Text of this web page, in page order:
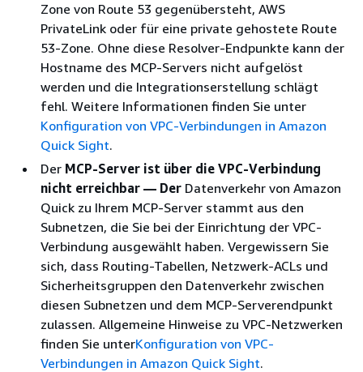
Zone von Route 53 gegenübersteht, AWS
PrivateLink oder für eine private gehostete Route
53-Zone. Ohne diese Resolver-Endpunkte kann der
Hostname des MCP-Servers nicht aufgelöst
werden und die Integrationserstellung schlägt
fehl. Weitere Informationen finden Sie unter
Konfiguration von VPC-Verbindungen in Amazon
Quick Sight.
Der MCP-Server ist über die VPC-Verbindung
nicht erreichbar — Der Datenverkehr von Amazon
Quick zu Ihrem MCP-Server stammt aus den
Subnetzen, die Sie bei der Einrichtung der VPC-
Verbindung ausgewählt haben. Vergewissern Sie
sich, dass Routing-Tabellen, Netzwerk-ACLs und
Sicherheitsgruppen den Datenverkehr zwischen
diesen Subnetzen und dem MCP-Serverendpunkt
zulassen. Allgemeine Hinweise zu VPC-Netzwerken
finden Sie unterKonfiguration von VPC-
Verbindungen in Amazon Quick Sight.